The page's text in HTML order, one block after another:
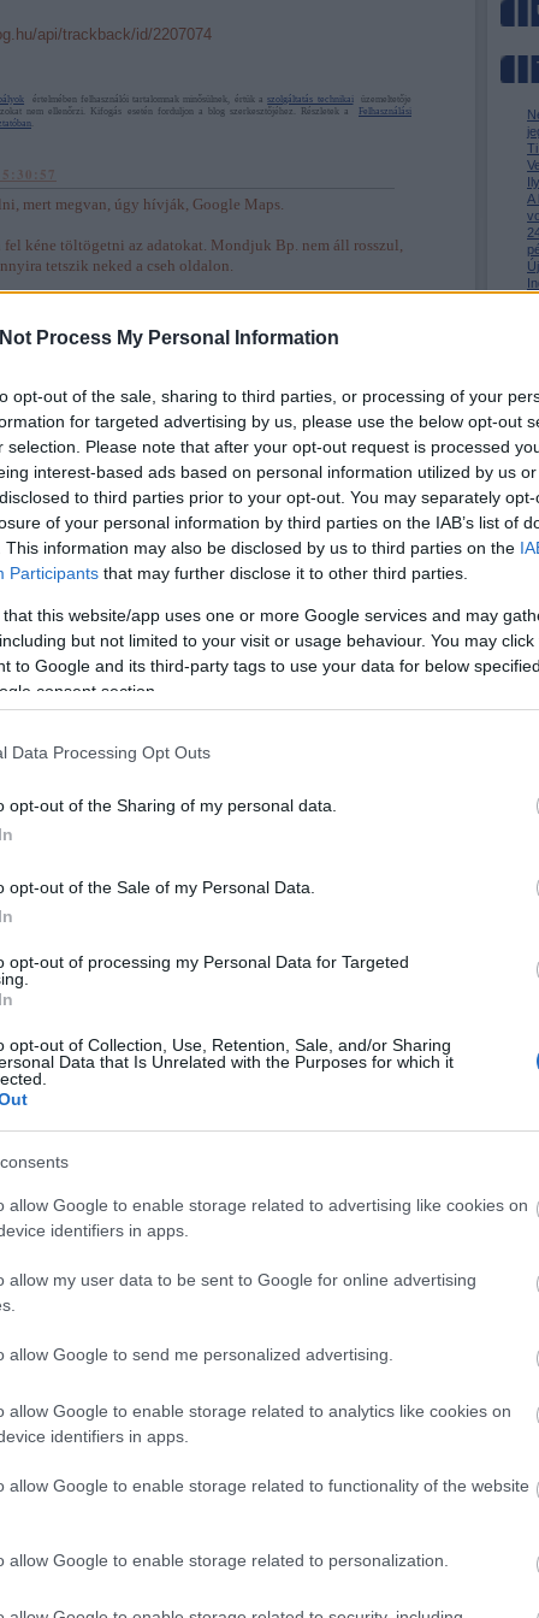
Process My Personal Information
opt-out of the sale, sharing to third parties, or processing of your
for targeted advertising by us, please use the below opt-out
selection. Please note that after your opt-out request is processed
interest-based ads based on personal information utilized by us
to third parties prior to your opt-out. You may separately
of your personal information by third parties on the IAB’s list of
This information may also be disclosed by us to third parties on the
Participants that may further disclose it to other third parties.
that this website/app uses one or more Google services and may
but not limited to your visit or usage behaviour. You may
to Google and its third-party tags to use your data for below
consent section.
Data Processing Opt Outs
opt-out of the Sharing of my personal data.
opt-out of the Sale of my Personal Data.
opt-out of processing my Personal Data for Targeted
opt-out of Collection, Use, Retention, Sale, and/or Sharing
Data that Is Unrelated with the Purposes for which it
allow Google to enable storage related to advertising like cookies on
identifiers in apps.
allow my user data to be sent to Google for online advertising
allow Google to send me personalized advertising.
allow Google to enable storage related to analytics like cookies on
identifiers in apps.
allow Google to enable storage related to functionality of the website
allow Google to enable storage related to personalization.
A
» Az
»
»
» A
» De
» A
» El
»
»
¤
¤
¤
¤ A
¤
¤ A
árát
¤ A
¤ A
api/trackback/id/2207074
értelmében felhasználói tartalomnak minősülnek, értük aszolgáltatás technikaiüzemeltetője
nem ellenőrzi. Kifogás esetén forduljon a blog szerkesztőjéhez. Részletek a
Felhasználási
mert megvan, úgy hívják, Google Maps.
fel kéne töltögetni az adatokat. Mondjuk Bp. nem áll rosszul,
tetszik neked a cseh oldalon.
van ami kell
Válasz erre
15:40:34
a gugli a lezárt utakat, útjavításokat? Sehol. A mapy.cz
Prágát és környékét.
térképet csinálni, nem tudom. Ugyanúgy rá lehetne gyógítani a
egy helyen lenne.
lenne:
hol megy épp a vonat...
Válasz erre
)
hogy hol az igazi határunk ;)
16:43:28
km hosszú utcának 10 éve nem az a neve.
17:34:15
a friss autópályák, a vasútvonalak és vasúti megállók, de ha